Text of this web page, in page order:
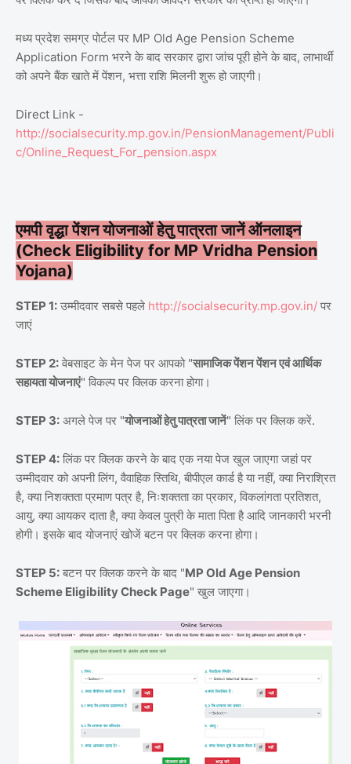
मध्य प्रदेश समग्र पोर्टल पर MP Old Age Pension Scheme
Application Form भरने के बाद सरकार द्वारा जांच पूरी होने के बाद, लाभार्थी
को अपने बैंक खाते में पेंशन, भत्ता राशि मिलनी शुरू हो जाएगी।
Direct Link -
http://socialsecurity.mp.gov.in/PensionManagement/Publi
c/Online_Request_For_pension.aspx
एमपी वृद्धा पेंशन योजनाओं हेतु पात्रता जानें ऑनलाइन
(Check Eligibility for MP Vridha Pension
Yojana)
STEP 1: उम्मीदवार सबसे पहले http://socialsecurity.mp.gov.in/ पर
जाएं
STEP 2: वेबसाइट के मेन पेज पर आपको "सामाजिक पेंशन पेंशन एवं आर्थिक
सहायता योजनाएं" विकल्प पर क्लिक करना होगा।
STEP 3: अगले पेज पर "योजनाओं हेतु पात्रता जानें" लिंक पर क्लिक करें.
STEP 4: लिंक पर क्लिक करने के बाद एक नया पेज खुल जाएगा जहां पर
उम्मीदवार को अपनी लिंग, वैवाहिक स्तिथि, बीपीएल कार्ड है या नहीं, क्या निराश्रित
है, क्या निशक्तता प्रमाण पत्र है, निःशक्तता का प्रकार, विकलांगता प्रतिशत,
आयु, क्या आयकर दाता है, क्या केवल पुत्री के माता पिता है आदि जानकारी भरनी
होगी। इसके बाद योजनाएं खोजें बटन पर क्लिक करना होगा।
STEP 5: बटन पर क्लिक करने के बाद "MP Old Age Pension
Scheme Eligibility Check Page" खुल जाएगा।